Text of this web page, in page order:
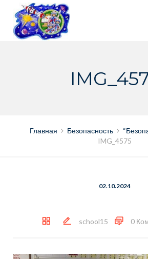
content
Главная Безопасность
IMG_4575
02.10.2024
school15 0